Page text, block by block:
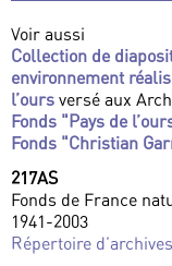
Voir aussi
Collection de
environnement
l’ours versé aux
Fonds "Pays de
Fonds "Christian
217AS
Fonds de France
1941-2003
Répertoire